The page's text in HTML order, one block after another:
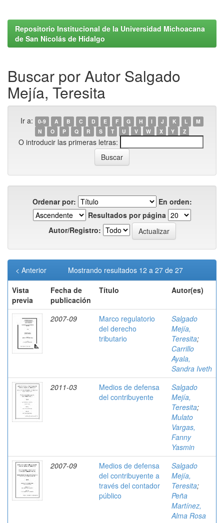
Repositorio Institucional de la Universidad Michoacana
de San Nicolás de Hidalgo
Buscar por Autor Salgado
Mejía, Teresita
Ir a: 0-9 A B C D E F G H I J K L
M
N
O P Q R S T U V W X Y Z
O introducir las primeras letras:
Ordenar por:
En orden:
Resultados por página
Autor/Registro:
Mostrando resultados 12 a 27 de 27
< Anterior
Vista
previa
Fecha de
publicación
Título Autor(es)
2007-09
Marco regulatorio
del derecho
tributario
Salgado
Mejía,
Teresita;
Carrillo
Ayala,
Sandra Iveth
2011-03
Medios de defensa
del contribuyente
Salgado
Mejía,
Teresita;
Mulato
Vargas,
Fanny
Yasmin
2007-09
Medios de defensa
del contribuyente a
través del contador
público
Salgado
Mejía,
Teresita;
Peña
Martínez,
Alma Rosa